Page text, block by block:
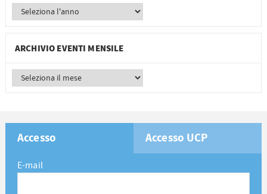
ARCHIVIO EVENTI MENSILE
Accesso Accesso UCP
E-mail